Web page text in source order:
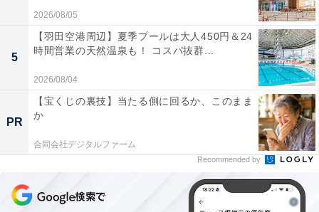
2026/08/05
5
【羽田空港周辺】夏季プールは大人450円＆24
時間営業の天然温泉も！ コスパ抜群...
2026/08/04
PR
【宝くじの裏技】当たる側に回るか、このまま
か
合同会社デジタルファーム
Recommended by